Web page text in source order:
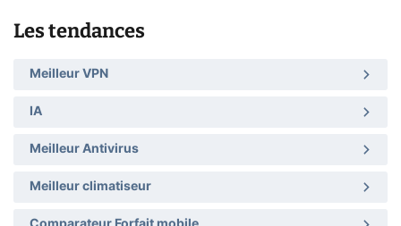
Les tendances
Meilleur VPN
IA
Meilleur Antivirus
Meilleur climatiseur